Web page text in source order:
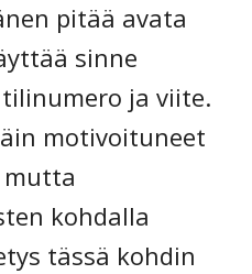
pitää avata
sinne
ja viite.
motivoituneet
kohdalla
tässä kohdin